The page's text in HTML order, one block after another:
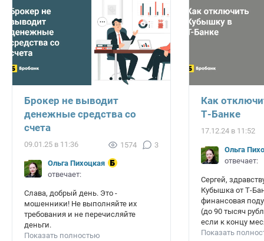
Брокер не выводит
денежные средства со
счета
09.01.25 в 11:36 1574 3
Ольга Пихоцкая
отвечает:
Слава, добрый день. Это -
мошенники! Не выполняйте их
требования и не перечисляйте
деньги.
Показать полностью
Как
Т-Банке
17.12.24 в 11:52
Ольга
отвечает:
Сергей,
Кубышка от Т-
финансовая
(до 90 тысяч
если к концу
Показать